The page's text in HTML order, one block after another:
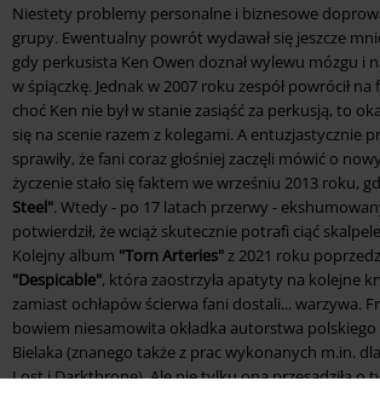
Niestety problemy personalne i biznesowe
grupy. Ewentualny powrót wydawał się jeszcze
gdy perkusista Ken Owen doznał wylewu mózgu i
w śpiączkę. Jednak w 2007 roku zespół powrócił
choć Ken nie był w stanie zasiąść za perkusją, to
się na scenie razem z kolegami. A entuzjastycznie
sprawiły, że fani coraz głośniej zaczęli mówić o
życzenie stało się faktem we wrześniu 2013 roku,
Steel". Wtedy - po 17 latach przerwy -
potwierdził, że wciąż skutecznie potrafi ciąć
Kolejny album "Torn Arteries"z 2021 roku
"Despicable", która zaostrzyła apatyty na kolejne
zamiast ochłapów ścierwa fani dostali... warzywa.
bowiem niesamowita okładka autorstwa
Bielaka (znanego także z prac wykonanych m.in.
Lost i Darkthrone). Ale nie tylku ona przesądziła o